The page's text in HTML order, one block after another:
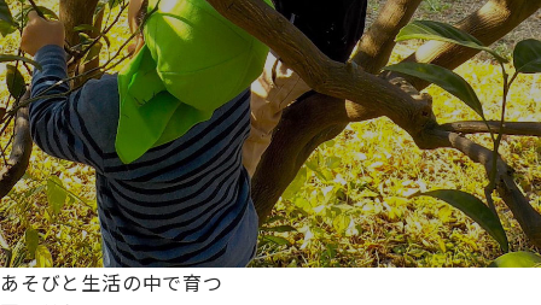
あそびと生活の中で育つ